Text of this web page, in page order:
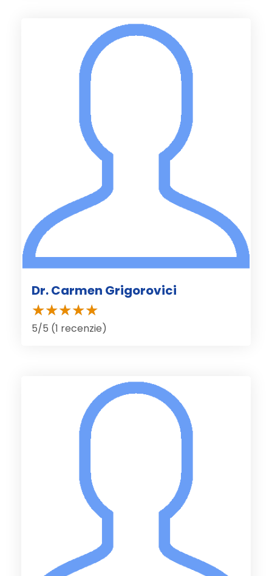
Dr. Carmen Grigorovici
5/5 (1 recenzie)